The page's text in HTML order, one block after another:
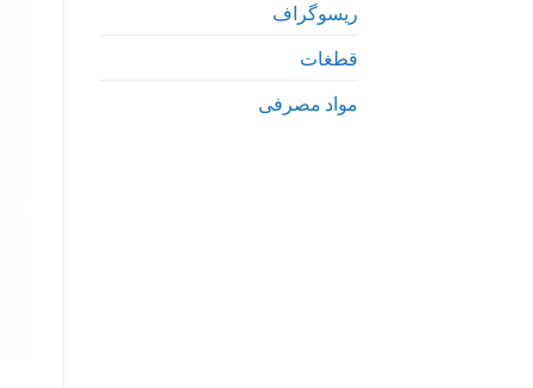
ریسوگراف
قطغات
مواد مصرفی